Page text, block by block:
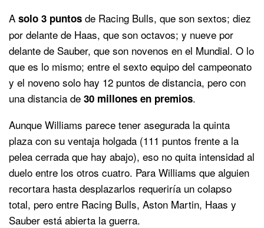
A solo 3 puntos de Racing Bulls, que son sextos; diez
por delante de Haas, que son octavos; y nueve por
delante de Sauber, que son novenos en el Mundial. O lo
que es lo mismo; entre el sexto equipo del campeonato
y el noveno solo hay 12 puntos de distancia, pero con
una distancia de 30 millones en premios.
Aunque Williams parece tener asegurada la quinta
plaza con su ventaja holgada (111 puntos frente a la
pelea cerrada que hay abajo), eso no quita intensidad al
duelo entre los otros cuatro. Para Williams que alguien
recortara hasta desplazarlos requeriría un colapso
total, pero entre Racing Bulls, Aston Martin, Haas y
Sauber está abierta la guerra.